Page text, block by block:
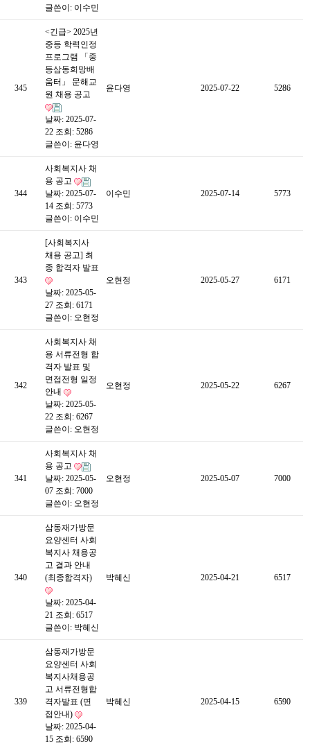
글쓴이: 이수민
345
<긴급> 2025년
중등 학력인정
프로그램 「중
등삼동희망배
움터」 문해교
원 채용 공고
날짜: 2025-07-
22 조회: 5286
글쓴이: 윤다영
윤다영 2025-07-22 5286
344
사회복지사 채
용 공고
날짜: 2025-07-
14 조회: 5773
글쓴이: 이수민
이수민 2025-07-14 5773
343
[사회복지사
채용 공고] 최
종 합격자 발표
날짜: 2025-05-
27 조회: 6171
글쓴이: 오현정
오현정 2025-05-27 6171
342
사회복지사 채
용 서류전형 합
격자 발표 및
면접전형 일정
안내
날짜: 2025-05-
22 조회: 6267
글쓴이: 오현정
오현정 2025-05-22 6267
341
사회복지사 채
용 공고
날짜: 2025-05-
07 조회: 7000
글쓴이: 오현정
오현정 2025-05-07 7000
340
삼동재가방문
요양센터 사회
복지사 채용공
고 결과 안내
(최종합격자)
날짜: 2025-04-
21 조회: 6517
글쓴이: 박혜신
박혜신 2025-04-21 6517
339
삼동재가방문
요양센터 사회
복지사채용공
고 서류전형합
격자발표 (면
접안내)
날짜: 2025-04-
15 조회: 6590
박혜신 2025-04-15 6590